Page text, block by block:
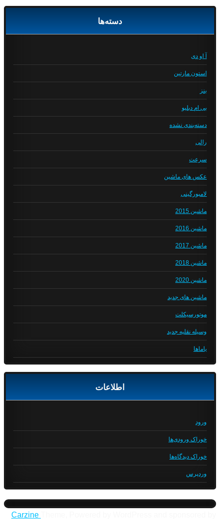
دسته‌ها
آ او دی
استون مارتین
بنز
بی ام دبلیو
دسته‌بندی نشده
رالی
سرعت
عکس های ماشین
لامبورگینی
ماشین 2015
ماشین 2016
ماشین 2017
ماشین 2018
ماشین 2020
ماشین های جدید
موتورسیکلت
وسیله نقلیه جدید
یاماها
اطلاعات
ورود
خوراک ورودی‌ها
خوراک دیدگاه‌ها
وردپرس
Carzine